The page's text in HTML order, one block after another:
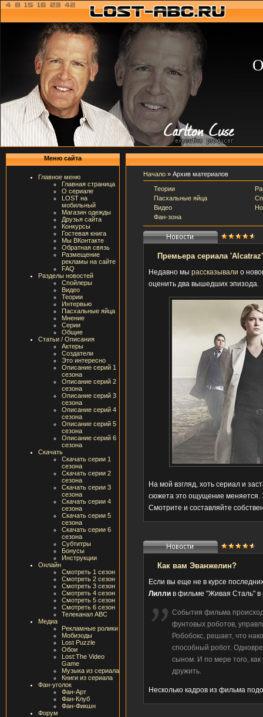
Меню сайта
Главное меню
Главная страница
О сериале
LOST на
мобильный
Магазин одежды
Друзья сайта
Конкурсы
Гостевая книга
Мы ВКонтакте
Обратная связь
Размещение
рекламы на сайте
FAQ
Разделы новостей
Спойлеры
Видео
Теории
Интервью
Пасхальные яйца
Мнение
Серии
Общие
Статьи / Описания
Актеры
Создатели
Это интересно
Описание серий 1
сезона
Описание серий 2
сезона
Описание серий 3
сезона
Описание серий 4
сезона
Описание серий 5
сезона
Описание серий 6
сезона
Скачать
Скачать серии 1
сезона
Скачать серии 2
сезона
Скачать серии 3
сезона
Скачать серии 4
сезона
Скачать серии 5
сезона
Скачать серии 6
сезона
Субтитры
Бонусы
Инструкции
Онлайн
Смотреть 1 сезон
Смотреть 2 сезон
Смотреть 3 сезон
Смотреть 4 сезон
Смотреть 5 сезон
Смотреть 6 сезон
Телеканал ABC
Медиа
Рекламные ролики
Мобизоды
Lost Puzzle
Обои
Lost:The Video
Game
Музыка из сериала
Книги из сериала
Фан-уголок
Фан-Арт
Фан-Клуб
Фан-Фикшн
Форум
Начало » Архив материалов
Теории
Пасхальные яйца
Видео
Фан-зона
Премьера сериала
Недавно мы рассказывали о
оценить два вышедших эпизода.
На мой взгляд, хоть сериал и
сюжета это ощущение меняется.
Смотрите и составляйте
Как вам Эванжелин?
Если вы еще не в курсе
Лилли в фильме "Живая Сталь" в
События фильма
фунтовых роботов,
Робобокс, решает, что
способный робот.
сыном. И по мере того,
дружить.
Несколько кадров из фильма